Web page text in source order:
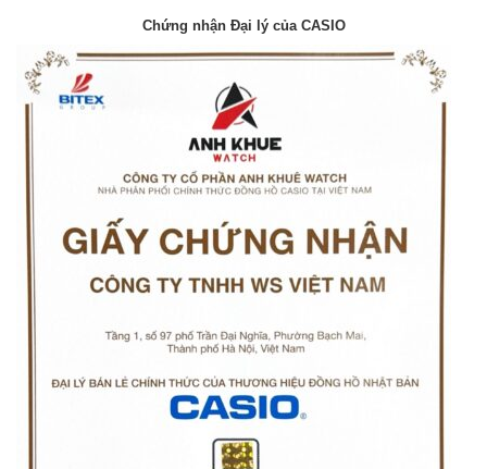
Chứng nhận Đại lý của CASIO